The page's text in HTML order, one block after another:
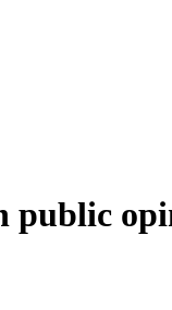
public